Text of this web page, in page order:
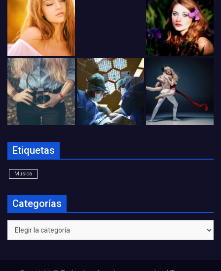
Etiquetas
Música
Categorías
Categorías